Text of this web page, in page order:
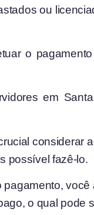
ou
o
em
possível fazê-lo.
o qual pode